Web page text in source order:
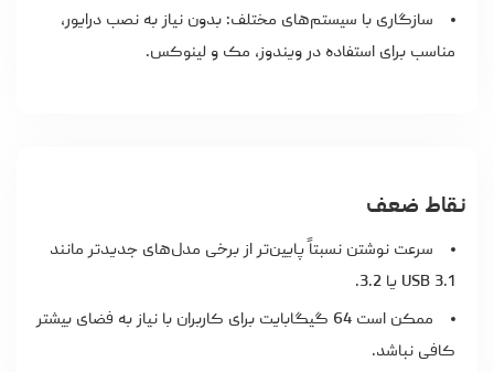
سازگاری با سیستم‌های مختلف: بدون نیاز به نصب درایور،
مناسب برای استفاده در ویندوز، مک و لینوکس.
نقاط ضعف
سرعت نوشتن نسبتاً پایین‌تر از برخی مدل‌های جدیدتر مانند
USB 3.1 یا 3.2.
ممکن است 64 گیگابایت برای کاربران با نیاز به فضای بیشتر
کافی نباشد.